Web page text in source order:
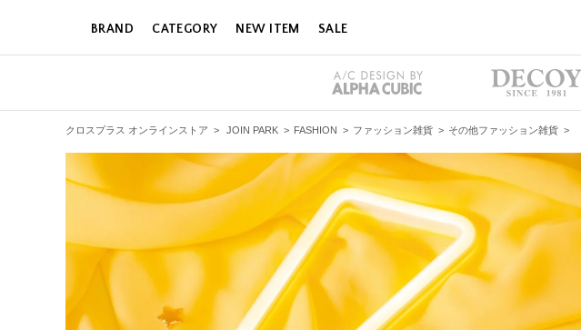
BRAND CATEGORY NEW ITEM SALE
クロスプラス オンラインストア > JOIN PARK > FASHION > ファッション雑貨 > その他ファッション雑貨 >